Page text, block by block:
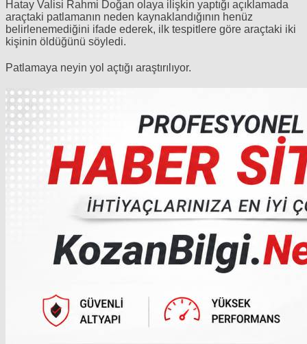
Hatay Valisi Rahmi Doğan olaya ilişkin yaptığı açıklamada
araçtaki patlamanın neden kaynaklandığının henüz
belirlenemediğini ifade ederek, ilk tespitlere göre araçtaki iki
kişinin öldüğünü söyledi.
Patlamaya neyin yol açtığı araştırılıyor.